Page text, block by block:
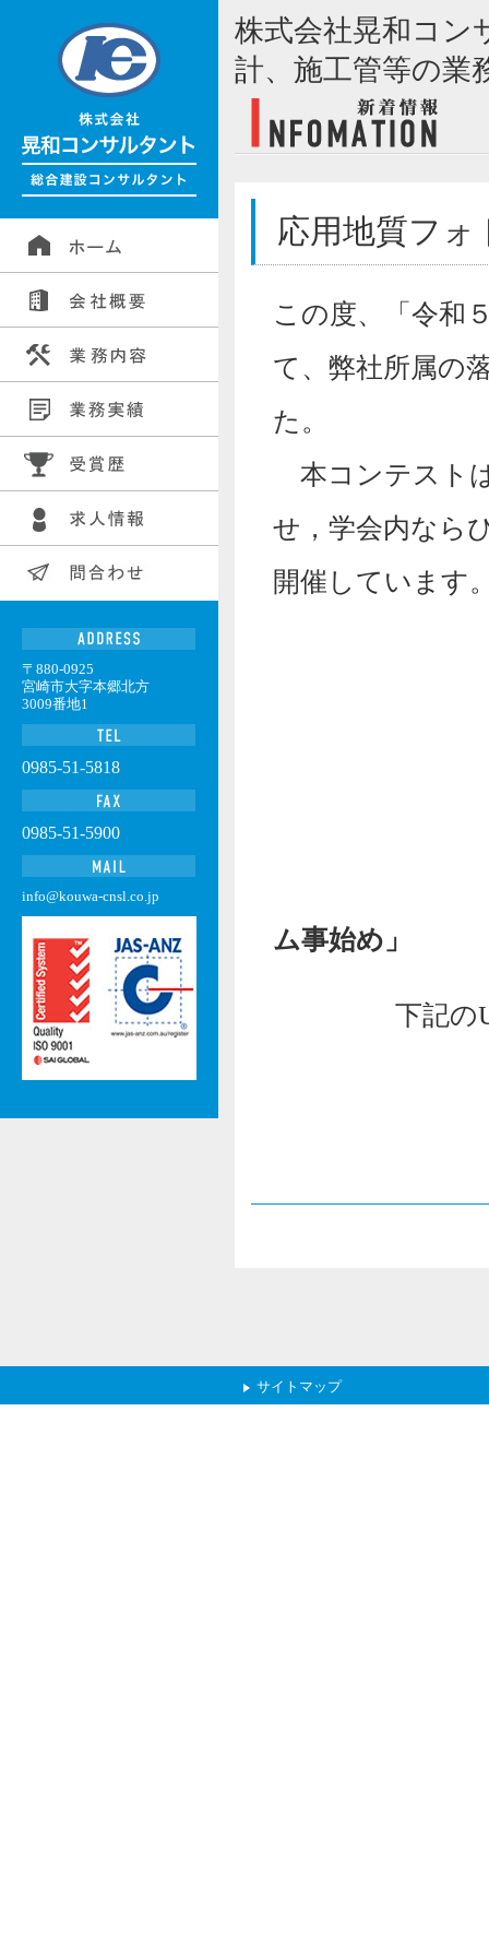
株式会社晃和コン
計、施工管等の業
応用地質フ
この度、「令和
て、弊社所属の
本コンテスト
せ，学会内なら
開催しています
ム事始め」
下記の
〒880-0925
宮崎市大字本郷北方
3009番地1
0985-51-5818
0985-51-5900
info@kouwa-cnsl.co.jp
サイトマップ